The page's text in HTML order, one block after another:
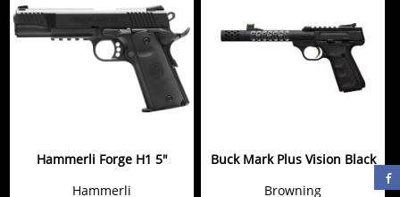
Hammerli Forge H1 5"
Hammerli
Buck Mark Plus Vision Black
Browning